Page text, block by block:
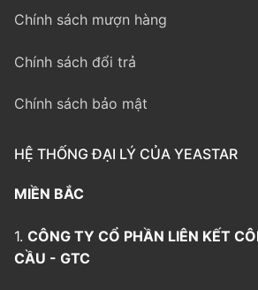
Chính sách mượn hàng
Chính sách đổi trả
Chính sách bảo mật
HỆ THỐNG ĐẠI LÝ CỦA YEASTAR
MIỀN BẮC
1. CÔNG TY CỔ PHẦN LIÊN KẾT
CẦU - GTC